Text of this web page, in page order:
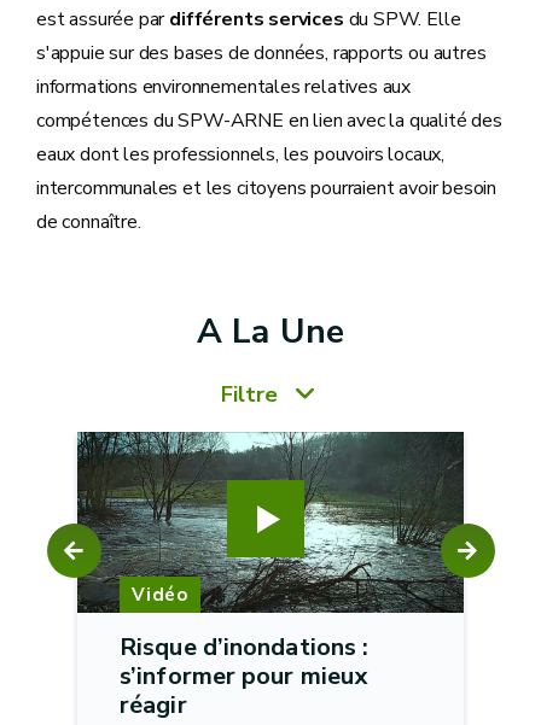
est assurée pardifférents services du SPW. Elle
s'appuie sur des bases de données, rapports ou autres
informations environnementales relatives aux
compétences du SPW-ARNE en lien avec la qualité des
eaux dont les professionnels, les pouvoirs locaux,
intercommunales et les citoyens pourraient avoir besoin
de connaître.
A La Une
Filtre
Vidéo
Risque d’inondations :
s’informer pour mieux
réagir